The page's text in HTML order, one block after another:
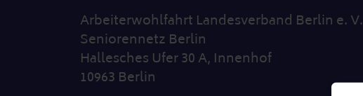
Arbeiterwohlfahrt Landesverband Berlin e. V.
Seniorennetz Berlin
Hallesches Ufer 30 A, Innenhof
10963 Berlin